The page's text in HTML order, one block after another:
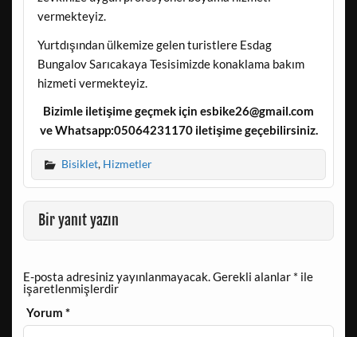
vermekteyiz.
Yurtdışından ülkemize gelen turistlere Esdag
Bungalov Sarıcakaya Tesisimizde konaklama bakım
hizmeti vermekteyiz.
Bizimle iletişime geçmek için esbike26@gmail.com
ve Whatsapp:05064231170 iletişime geçebilirsiniz.
Bisiklet, Hizmetler
Bir yanıt yazın
E-posta adresiniz yayınlanmayacak.Gerekli alanlar * ile
işaretlenmişlerdir
Yorum*